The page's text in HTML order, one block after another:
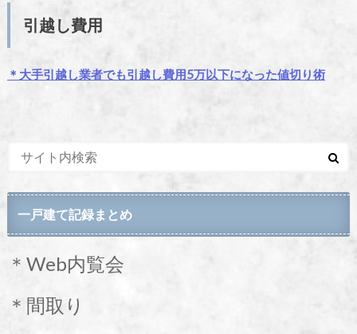
引越し費用
＊大手引越し業者でも引越し費用5万以下になった値切り術
一戸建て記録まとめ
＊Web内覧会
＊間取り